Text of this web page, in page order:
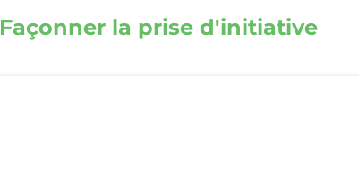
Façonner la prise d'initiative